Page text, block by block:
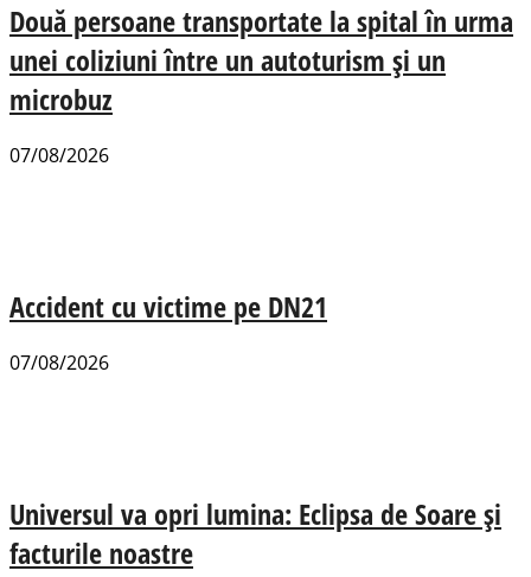
Două persoane transportate la spital în urma
unei coliziuni între un autoturism și un
microbuz
07/08/2026
Accident cu victime pe DN21
07/08/2026
Universul va opri lumina: Eclipsa de Soare și
facturile noastre